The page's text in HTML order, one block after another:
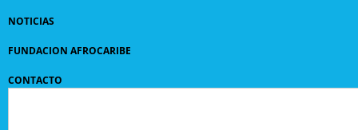
NOTICIAS
FUNDACION AFROCARIBE
CONTACTO